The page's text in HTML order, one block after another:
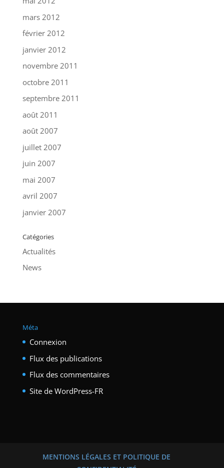
mars 2012
février 2012
janvier 2012
novembre 2011
octobre 2011
septembre 2011
août 2011
août 2007
juillet 2007
juin 2007
mai 2007
avril 2007
janvier 2007
Catégories
Actualités
News
Méta
Connexion
Flux des publications
Flux des commentaires
Site de WordPress-FR
MENTIONS LÉGALES ET POLITIQUE DE